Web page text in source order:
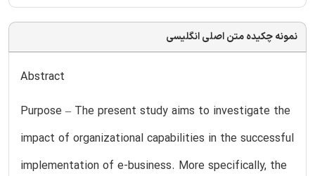
نمونه چکیده متن اصلی انگلیسی
Abstract
Purpose – The present study aims to investigate the
impact of organizational capabilities in the successful
implementation of e-business. More specifically, the